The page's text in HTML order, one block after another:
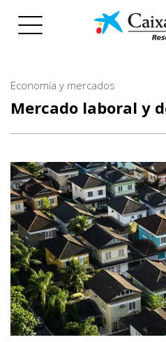
Economía y mercados
Mercado laboral y